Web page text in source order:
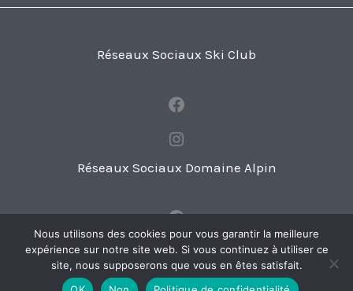
Réseaux Sociaux Ski Club
Facebook
Instagram
Réseaux Sociaux Domaine Alpin
Facebook
Instagram
Nous utilisons des cookies pour vous garantir la meilleure
expérience sur notre site web. Si vous continuez à utiliser ce
site, nous supposerons que vous en êtes satisfait.